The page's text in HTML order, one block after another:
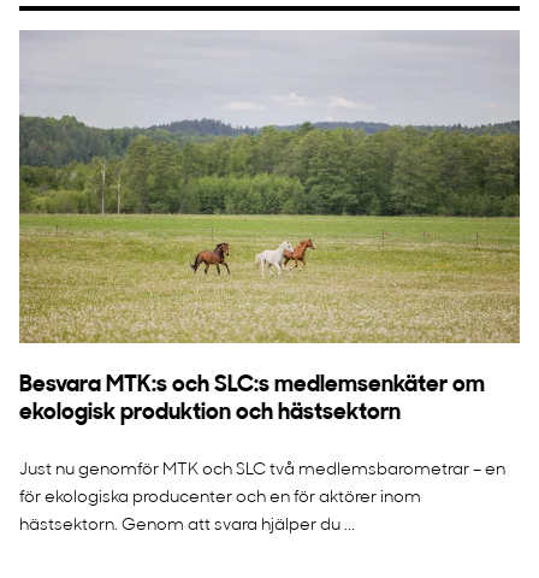
Besvara MTK:s och SLC:s medlemsenkäter om
ekologisk produktion och hästsektorn
Just nu genomför MTK och SLC två medlemsbarometrar – en
för ekologiska producenter och en för aktörer inom
hästsektorn. Genom att svara hjälper du ...